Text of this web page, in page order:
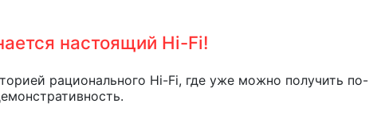
настоящий Hi-Fi!
рационального Hi-Fi, где уже можно получить по-